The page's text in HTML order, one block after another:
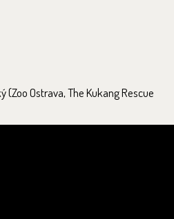
(Zoo Ostrava, The Kukang Rescue